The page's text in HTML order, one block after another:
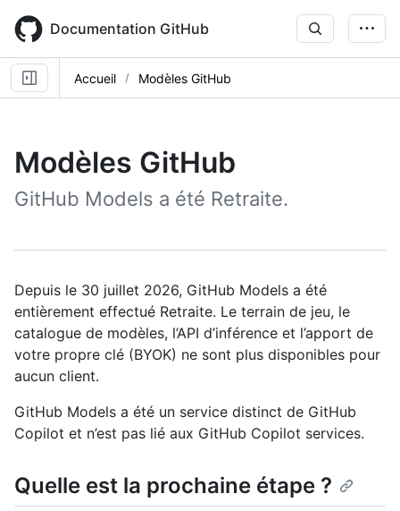
main
content
Documentation GitHub
Accueil Modèles GitHub
Modèles GitHub
GitHub Models a été Retraite.
Depuis le 30 juillet 2026, GitHub Models a été
entièrement effectué Retraite. Le terrain de jeu, le
catalogue de modèles, l’API d’inférence et l’apport de
votre propre clé (BYOK) ne sont plus disponibles pour
aucun client.
GitHub Models a été un service distinct de GitHub
Copilot et n’est pas lié aux GitHub Copilot services.
Quelle est la prochaine étape ?